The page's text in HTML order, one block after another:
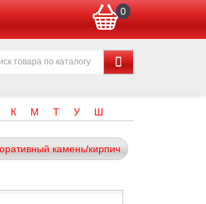
0
К М Т У Ш
камень/кирпич